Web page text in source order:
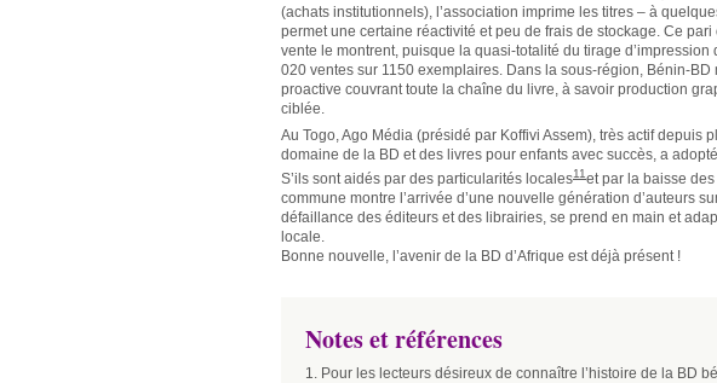
(achats institutionnels), l’association imprime les titres – à
permet une certaine réactivité et peu de frais de stockage. Ce
vente le montrent, puisque la quasi-totalité du tirage
020 ventes sur 1150 exemplaires. Dans la sous-région, Bénin-BD
proactive couvrant toute la chaîne du livre, à savoir production
ciblée.
Au Togo, Ago Média (présidé par Koffivi Assem), très actif depuis
domaine de la BD et des livres pour enfants avec succès, a
S’ils sont aidés par des particularités locales11et par la baisse
commune montre l’arrivée d’une nouvelle génération d’auteurs
défaillance des éditeurs et des librairies, se prend en main et
locale.
Bonne nouvelle, l’avenir de la BD d’Afrique est déjà présent !
Notes et références
1. Pour les lecteurs désireux de connaître l’histoire de la BD